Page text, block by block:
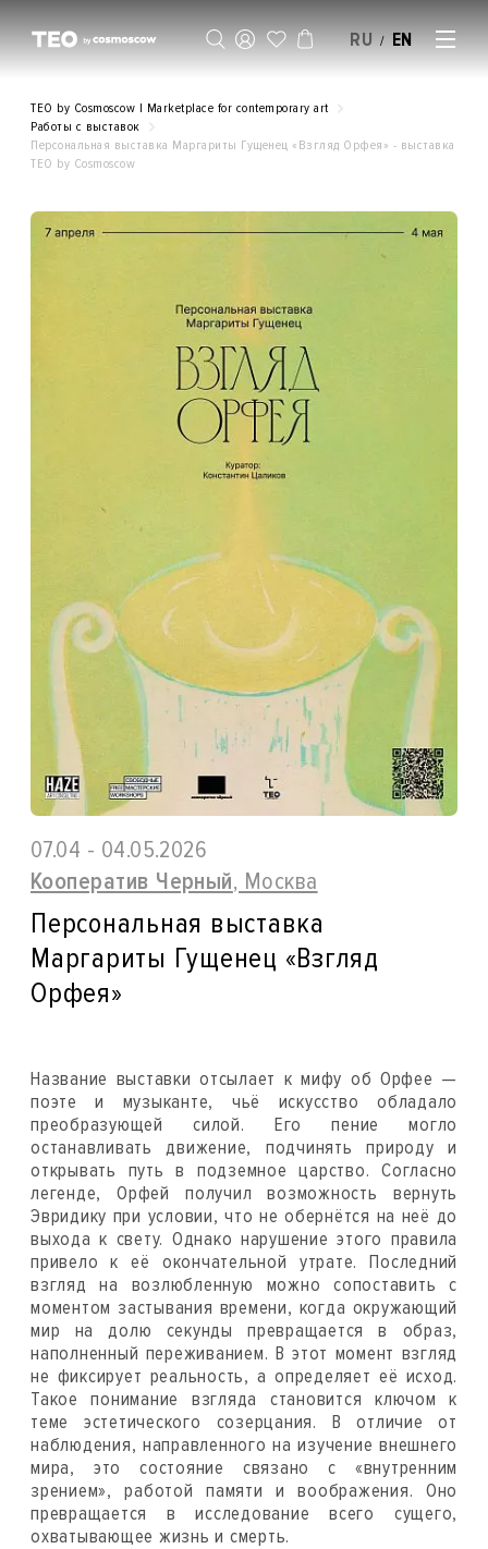
RU / EN
TEO by Cosmoscow | Marketplace for contemporary art
Работы с выставок
Персональная выставка Маргариты Гущенец «Взгляд Орфея» - выставка
ТЕO by Cosmoscow
07.04 - 04.05.2026
Кооператив Черный, Москва
Персональная выставка
Маргариты Гущенец «Взгляд
Орфея»
Название выставки отсылает к мифу об Орфее —
поэте и музыканте, чьё искусство обладало
преобразующей силой. Его пение могло
останавливать движение, подчинять природу и
открывать путь в подземное царство. Согласно
легенде, Орфей получил возможность вернуть
Эвридику при условии, что не обернётся на неё до
выхода к свету. Однако нарушение этого правила
привело к её окончательной утрате. Последний
взгляд на возлюбленную можно сопоставить с
моментом застывания времени, когда окружающий
мир на долю секунды превращается в образ,
наполненный переживанием. В этот момент взгляд
не фиксирует реальность, а определяет её исход.
Такое понимание взгляда становится ключом к
теме эстетического созерцания. В отличие от
наблюдения, направленного на изучение внешнего
мира, это состояние связано с «внутренним
зрением», работой памяти и воображения. Оно
превращается в исследование всего сущего,
охватывающее жизнь и смерть.